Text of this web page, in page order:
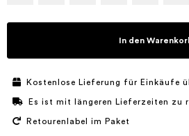
In den
Kostenlose Lieferung für Einkäufe
Es ist mit längeren Lieferzeiten zu
Retourenlabel im Paket